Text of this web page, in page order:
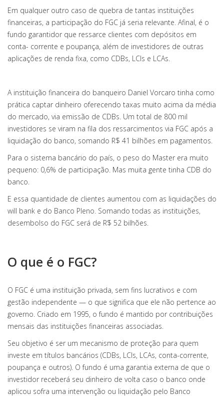
Em qualquer outro caso de quebra de tantas instituições
financeiras, a participação do FGC já seria relevante. Afinal, é o
fundo garantidor que ressarce clientes com depósitos em
conta- corrente e poupança, além de investidores de outras
aplicações de renda fixa, como CDBs, LCIs e LCAs.
A instituição financeira do banqueiro Daniel Vorcaro tinha como
prática captar dinheiro oferecendo taxas muito acima da média
do mercado, via emissão de CDBs. Um total de 800 mil
investidores se viram na fila dos ressarcimentos via FGC após a
liquidação do banco, somando R$ 41 bilhões em pagamentos.
Para o sistema bancário do país, o peso do Master era muito
pequeno: 0,6% de participação. Mas muita gente tinha CDB do
banco.
E essa quantidade de clientes aumentou com as liquidações do
will bank e do Banco Pleno. Somando todas as instituições,
desembolso do FGC será de R$ 52 bilhões.
O que é o FGC?
O FGC é uma instituição privada, sem fins lucrativos e com
gestão independente — o que significa que ele não pertence ao
governo. Criado em 1995, o fundo é mantido por contribuições
mensais das instituições financeiras associadas.
Seu objetivo é ser um mecanismo de proteção para quem
investe em títulos bancários (CDBs, LCIs, LCAs, conta-corrente,
poupança e outros). O fundo é uma garantia externa de que o
investidor receberá seu dinheiro de volta caso o banco onde
aplicou sofra uma intervenção ou liquidação pelo Banco